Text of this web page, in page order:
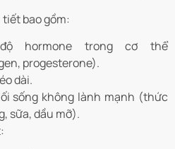
bao gồm:
hormone trong cơ thể
progesterone).
dài.
sống không lành mạnh (thức
sữa, dầu mỡ).